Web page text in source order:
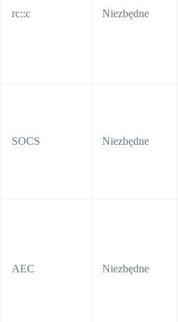
rc::c Niezbędne
SOCS Niezbędne
AEC Niezbędne